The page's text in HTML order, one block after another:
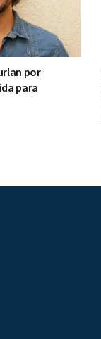
por
para